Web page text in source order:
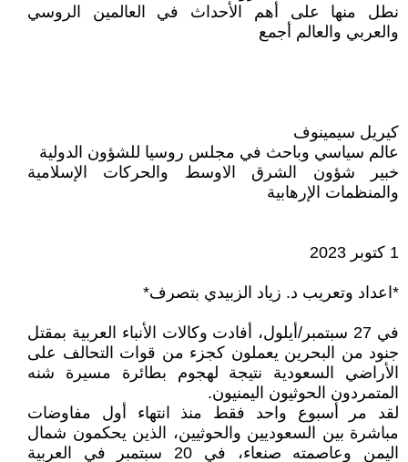
نطل منها على أهم الأحداث في العالمين الروسي
والعربي والعالم أجمع
كيريل سيمينوف
عالم سياسي وباحث في مجلس روسيا للشؤون الدولية
خبير شؤون الشرق الاوسط والحركات الإسلامية
والمنظمات الإرهابية
1 كتوبر 2023
*اعداد وتعريب د. زياد الزبيدي بتصرف*
في 27 سبتمبر/أيلول، أفادت وكالات الأنباء العربية بمقتل
جنود من البحرين يعملون كجزء من قوات التحالف على
الأراضي السعودية نتيجة لهجوم بطائرة مسيرة شنه
المتمردون الحوثيون اليمنيون.
لقد مر أسبوع واحد فقط منذ انتهاء أول مفاوضات
مباشرة بين السعوديين والحوثيين، الذين يحكمون شمال
اليمن وعاصمته صنعاء، في 20 سبتمبر في العربية